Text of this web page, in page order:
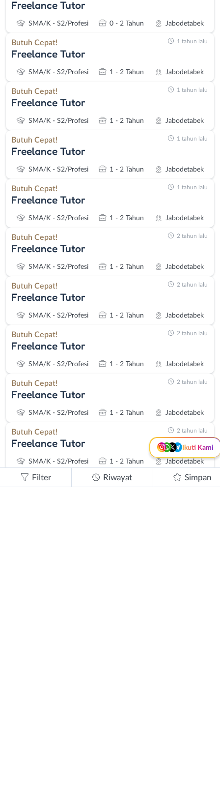
Freelance Tutor
SMA/K - S2/Profesi 0 - 2 Tahun Jabodetabek
Butuh Cepat!
Freelance Tutor
SMA/K - S2/Profesi 1 - 2 Tahun Jabodetabek
1 tahun lalu
Butuh Cepat!
Freelance Tutor
SMA/K - S2/Profesi 1 - 2 Tahun Jabodetabek
1 tahun lalu
Butuh Cepat!
Freelance Tutor
SMA/K - S2/Profesi 1 - 2 Tahun Jabodetabek
1 tahun lalu
Butuh Cepat!
Freelance Tutor
SMA/K - S2/Profesi 1 - 2 Tahun Jabodetabek
1 tahun lalu
Butuh Cepat!
Freelance Tutor
SMA/K - S2/Profesi 1 - 2 Tahun Jabodetabek
2 tahun lalu
Butuh Cepat!
Freelance Tutor
SMA/K - S2/Profesi 1 - 2 Tahun Jabodetabek
2 tahun lalu
Butuh Cepat!
Freelance Tutor
SMA/K - S2/Profesi 1 - 2 Tahun Jabodetabek
2 tahun lalu
Butuh Cepat!
Freelance Tutor
SMA/K - S2/Profesi 1 - 2 Tahun Jabodetabek
2 tahun lalu
Butuh Cepat!
Freelance Tutor
SMA/K - S2/Profesi 1 - 2 Tahun Jabodetabek
2 tahun lalu
Butuh Cepat!
Freelance Tutor
2 tahun lalu
Ikuti Kami
Instagram WhatsApp
Kanal Lainnya..
Filter Riwayat Simpan